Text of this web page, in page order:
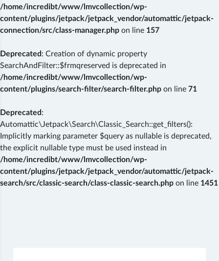
/home/incredibt/www/lmvcollection/wp-
content/plugins/jetpack/jetpack_vendor/automattic/jetpack-
connection/src/class-manager.php on line 157
Deprecated : Creation of dynamic property
SearchAndFilter::$frmqreserved is deprecated in
/home/incredibt/www/lmvcollection/wp-
content/plugins/search-filter/search-filter.php on line 71
Deprecated :
Automattic\Jetpack\Search\Classic_Search::get_filters():
Implicitly marking parameter $query as nullable is deprecated,
the explicit nullable type must be used instead in
/home/incredibt/www/lmvcollection/wp-
content/plugins/jetpack/jetpack_vendor/automattic/jetpack-
search/src/classic-search/class-classic-search.php on line 1451